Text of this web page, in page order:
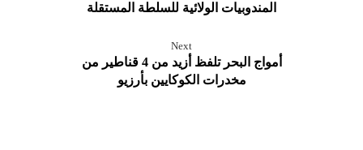
المندوبيات الولائية للسلطة المستقلة
Next
أمواج البحر تلفظ أزيد من 4 قناطير من
مخدرات الكوكايين بأرزيو